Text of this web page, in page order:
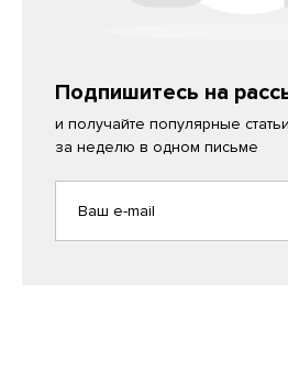
Подпишитесь на
и получайте популярные
за неделю в одном письме